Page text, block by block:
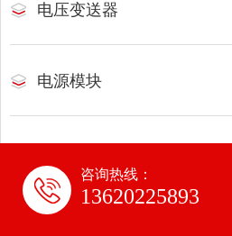
电压变送器
电源模块
咨询热线：
13620225893